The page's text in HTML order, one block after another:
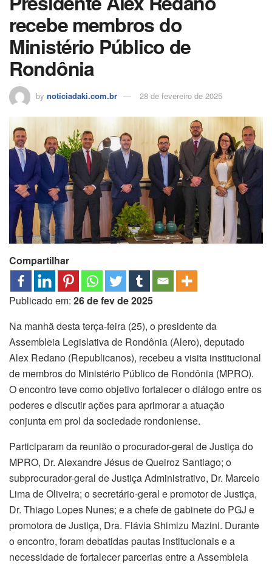
k
recebe membros do
Ministério Público de
Rondônia
by noticiadaki.com.br 28 de fevereiro de 2025
Compartilhar
Publicado em: 26 de fev de 2025
Na manhã desta terça-feira (25), o presidente da
Assembleia Legislativa de Rondônia (Alero), deputado
Alex Redano (Republicanos), recebeu a visita institucional
de membros do Ministério Público de Rondônia (MPRO).
O encontro teve como objetivo fortalecer o diálogo entre os
poderes e discutir ações para aprimorar a atuação
conjunta em prol da sociedade rondoniense.
Participaram da reunião o procurador-geral de Justiça do
MPRO, Dr. Alexandre Jésus de Queiroz Santiago; o
subprocurador-geral de Justiça Administrativo, Dr. Marcelo
Lima de Oliveira; o secretário-geral e promotor de Justiça,
Dr. Thiago Lopes Nunes; e a chefe de gabinete do PGJ e
promotora de Justiça, Dra. Flávia Shimizu Mazini. Durante
o encontro, foram debatidas pautas institucionais e a
necessidade de fortalecer parcerias entre a Assembleia